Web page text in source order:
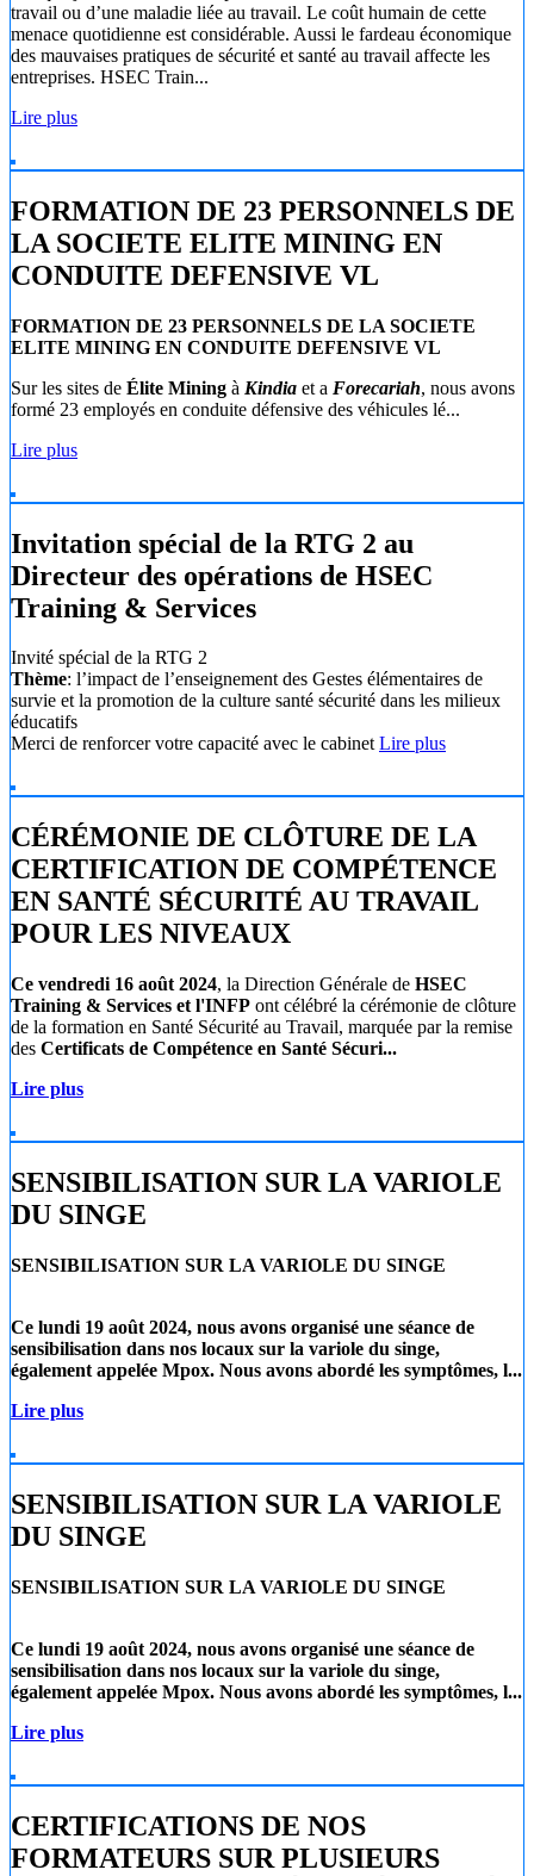
travail ou d’une maladie liée au travail. Le coût humain de cette
menace quotidienne est considérable. Aussi le fardeau économique
des mauvaises pratiques de sécurité et santé au travail affecte les
entreprises. HSEC Train...
Lire plus
FORMATION DE 23 PERSONNELS DE
LA SOCIETE ELITE MINING EN
CONDUITE DEFENSIVE VL
FORMATION DE 23 PERSONNELS DE LA SOCIETE
ELITE MINING EN CONDUITE DEFENSIVE VL
Sur les sites de Élite Mining à Kindia et a Forecariah, nous avons
formé 23 employés en conduite défensive des véhicules lé...
Lire plus
Invitation spécial de la RTG 2 au
Directeur des opérations de HSEC
Training & Services
Invité spécial de la RTG 2
Thème: l’impact de l’enseignement des Gestes élémentaires de
survie et la promotion de la culture santé sécurité dans les milieux
éducatifs
Merci de renforcer votre capacité avec le cabinetLire plus
CÉRÉMONIE DE CLÔTURE DE LA
CERTIFICATION DE COMPÉTENCE
EN SANTÉ SÉCURITÉ AU TRAVAIL
POUR LES NIVEAUX
Ce vendredi 16 août 2024, la Direction Générale de HSEC
Training & Services et l'INFP ont célébré la cérémonie de clôture
de la formation en Santé Sécurité au Travail, marquée par la remise
des Certificats de Compétence en Santé Sécuri...
Lire plus
SENSIBILISATION SUR LA VARIOLE
DU SINGE
SENSIBILISATION SUR LA VARIOLE DU SINGE
Ce lundi 19 août 2024, nous avons organisé une séance de
sensibilisation dans nos locaux sur la variole du singe,
également appelée Mpox. Nous avons abordé les symptômes, l...
Lire plus
SENSIBILISATION SUR LA VARIOLE
DU SINGE
SENSIBILISATION SUR LA VARIOLE DU SINGE
Ce lundi 19 août 2024, nous avons organisé une séance de
sensibilisation dans nos locaux sur la variole du singe,
également appelée Mpox. Nous avons abordé les symptômes, l...
Lire plus
CERTIFICATIONS DE NOS
FORMATEURS SUR PLUSIEURS